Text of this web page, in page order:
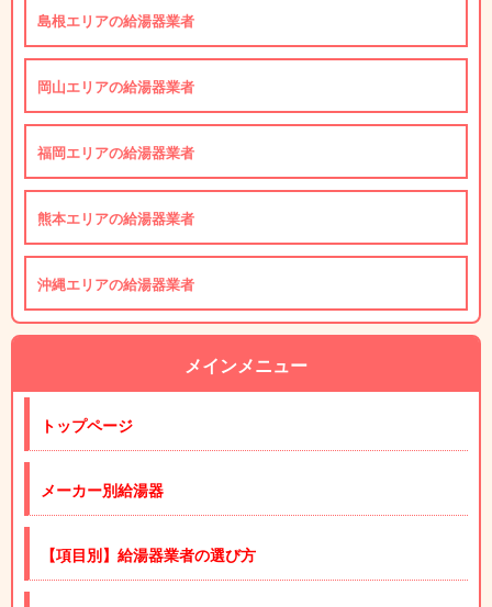
島根エリアの給湯器業者
岡山エリアの給湯器業者
福岡エリアの給湯器業者
熊本エリアの給湯器業者
沖縄エリアの給湯器業者
メインメニュー
トップページ
メーカー別給湯器
【項目別】給湯器業者の選び方